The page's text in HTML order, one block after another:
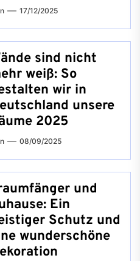
17/12/2025
sind nicht
weiß: So
wir in
unsere
2025
08/09/2025
und
Ein
Schutz und
wunderschöne